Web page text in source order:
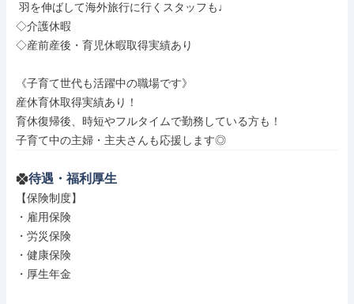
◇介護休暇
◇産前産後・育児休暇取得実績あり
《子育て世代も活躍中の職場です》
産休育休取得実績あり！
育休復帰後、時短やフルタイムで勤務している方も！
子育て中の主婦・主夫さんも応援します◎
待遇・福利厚生
【保険制度】
・雇用保険
・労災保険
・健康保険
・厚生年金